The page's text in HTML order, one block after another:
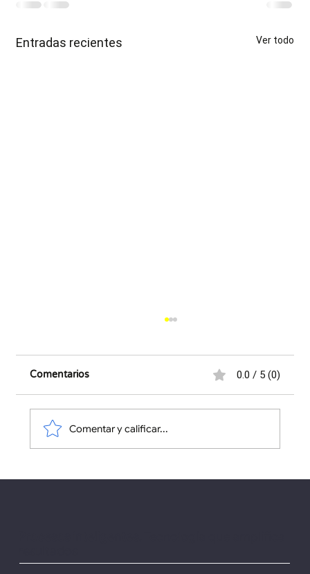
Entradas recientes Ver todo
Automatización Inteligente
Comentarios 0.0 / 5 (0)
Comentar y calificar...